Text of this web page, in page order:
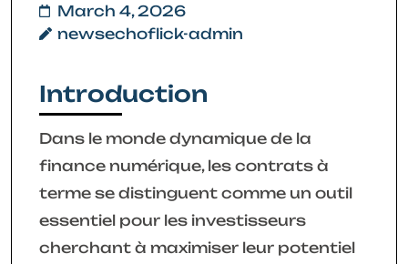
March 4, 2026
newsechoflick-admin
Introduction
Dans le monde dynamique de la
finance numérique, les contrats à
terme se distinguent comme un outil
essentiel pour les investisseurs
cherchant à maximiser leur potentiel